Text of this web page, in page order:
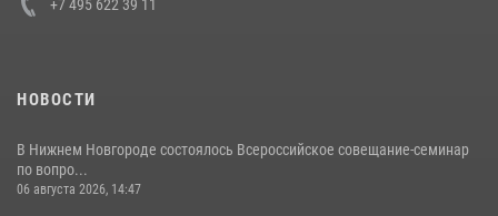
+7 495 622 39 11
НОВОСТИ
В Нижнем Новгороде состоялось Всероссийское совещание-семинар
по вопро...
06 августа 2026, 14:47